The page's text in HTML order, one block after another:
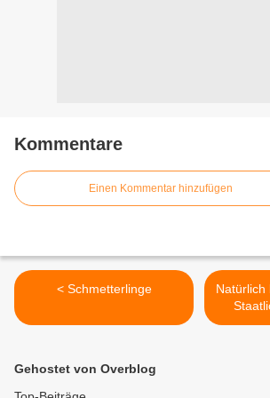
Kommentare
Einen Kommentar hinzufügen
< Schmetterlinge
Natürlich
Gehostet von Overblog